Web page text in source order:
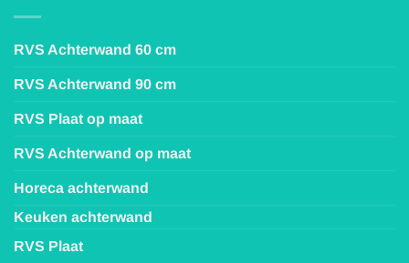
RVS Achterwand 60 cm
RVS Achterwand 90 cm
RVS Plaat op maat
RVS Achterwand op maat
Horeca achterwand
Keuken achterwand
RVS Plaat